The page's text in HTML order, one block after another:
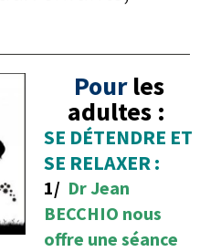
Pourles
adultes :
SE DÉTENDRE ET
SE RELAXER :
1/ Dr Jean
BECCHIO nous
offre une séance